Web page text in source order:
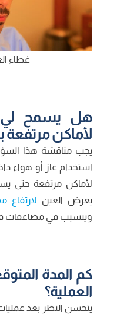
غطاء
هل يسمح لي
لأماكن مرتفعة
يجب مناقشة هذا
استخدام غاز أو هواء
لأماكن مرتفعة حتى
يعرض العين
ويتسبب في مضاعفات
كم المدة
العملية؟
يتحسن النظر بعد